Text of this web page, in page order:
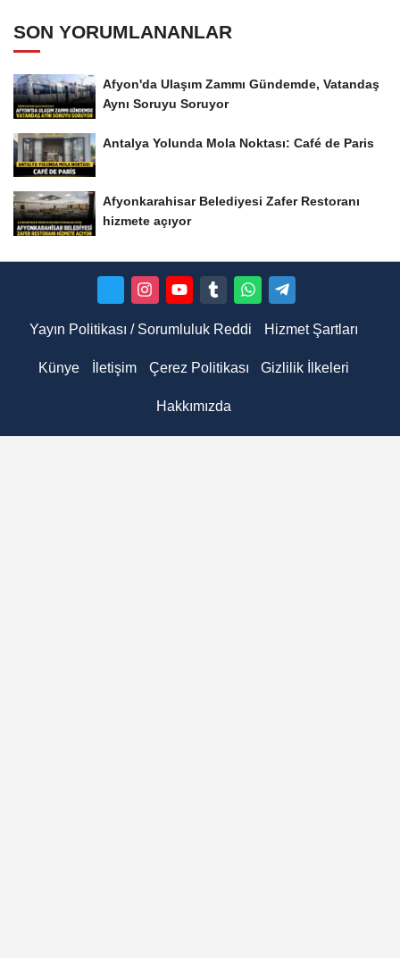
SON YORUMLANANLAR
Afyon'da Ulaşım Zammı Gündemde, Vatandaş
Aynı Soruyu Soruyor
Antalya Yolunda Mola Noktası: Café de Paris
Afyonkarahisar Belediyesi Zafer Restoranı
hizmete açıyor
Yayın Politikası / Sorumluluk Reddi Hizmet Şartları
Künye İletişim Çerez Politikası Gizlilik İlkeleri
Hakkımızda